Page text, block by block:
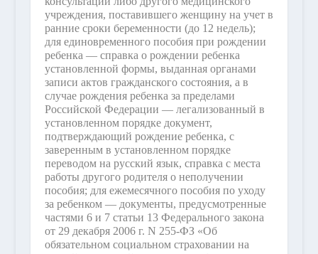
учреждения, поставившего женщину на учет в
ранние сроки беременности (до 12 недель);
для единовременного пособия при рождении
ребенка — справка о рождении ребенка
установленной формы, выданная органами
записи актов гражданского состояния, а в
случае рождения ребенка за пределами
Российской Федерации — легализованный в
установленном порядке документ,
подтверждающий рождение ребенка, с
заверенным в установленном порядке
переводом на русский язык, справка с места
работы другого родителя о неполучении
пособия; для ежемесячного пособия по уходу
за ребенком — документы, предусмотренные
частями 6 и 7 статьи 13 Федерального закона
от 29 декабря 2006 г. N 255-ФЗ «Об
обязательном социальном страховании на